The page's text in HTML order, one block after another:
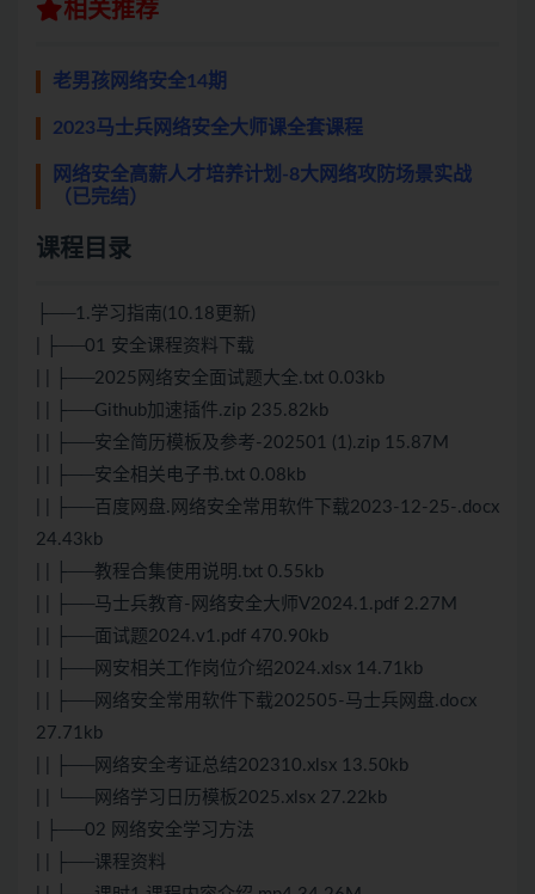
相关推荐
老男孩网络安全14期
2023马士兵网络安全大师课全套课程
网络安全高薪人才培养计划-8大网络攻防场景实战
（已完结）
课程目录
├──1.学习指南(10.18更新)
| ├──01 安全课程资料下载
| | ├──2025网络安全面试题大全.txt 0.03kb
| | ├──Github加速插件.zip 235.82kb
| | ├──安全简历模板及参考-202501 (1).zip 15.87M
| | ├──安全相关电子书.txt 0.08kb
| | ├──百度网盘.网络安全常用软件下载2023-12-25-.docx
24.43kb
| | ├──教程合集使用说明.txt 0.55kb
| | ├──马士兵教育-网络安全大师V2024.1.pdf 2.27M
| | ├──面试题2024.v1.pdf 470.90kb
| | ├──网安相关工作岗位介绍2024.xlsx 14.71kb
| | ├──网络安全常用软件下载202505-马士兵网盘.docx
27.71kb
| | ├──网络安全考证总结202310.xlsx 13.50kb
| | └──网络学习日历模板2025.xlsx 27.22kb
| ├──02 网络安全学习方法
| | ├──课程资料